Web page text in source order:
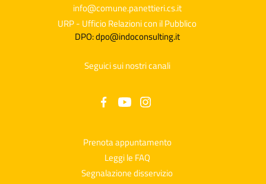
info@comune.panettieri.cs.it
URP - Ufficio Relazioni con il Pubblico
DPO: dpo@indoconsulting.it
Seguici sui nostri canali
Prenota appuntamento
Leggi le FAQ
Segnalazione disservizio